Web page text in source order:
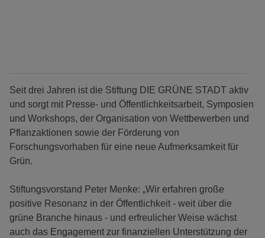
Seit drei Jahren ist die Stiftung DIE GRÜNE STADT aktiv
und sorgt mit Presse- und Öffentlichkeitsarbeit, Symposien
und Workshops, der Organisation von Wettbewerben und
Pflanzaktionen sowie der Förderung von
Forschungsvorhaben für eine neue Aufmerksamkeit für
Grün.
Stiftungsvorstand Peter Menke: „Wir erfahren große
positive Resonanz in der Öffentlichkeit - weit über die
grüne Branche hinaus - und erfreulicher Weise wächst
auch das Engagement zur finanziellen Unterstützung der